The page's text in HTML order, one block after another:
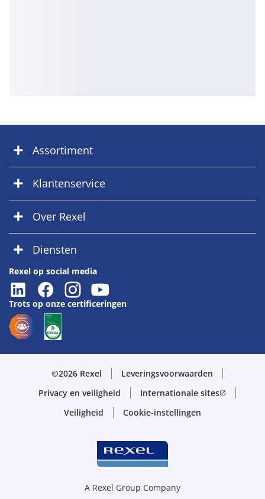
Assortiment
Klantenservice
Over Rexel
Diensten
Rexel op social media
Trots op onze certificeringen
©2026 Rexel
Leveringsvoorwaarden
Privacy en veiligheid
Internationale sitesopen_in_new
Veiligheid Cookie-instellingen
A Rexel Group Company